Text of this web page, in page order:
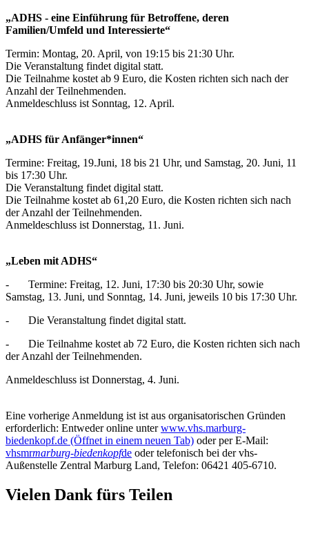
„ADHS - eine Einführung für Betroffene, deren
Familien/Umfeld und Interessierte“
Termin: Montag, 20. April, von 19:15 bis 21:30 Uhr.
Die Veranstaltung findet digital statt.
Die Teilnahme kostet ab 9 Euro, die Kosten richten sich nach der
Anzahl der Teilnehmenden.
Anmeldeschluss ist Sonntag, 12. April.
„ADHS für Anfänger*innen“
Termine: Freitag, 19.Juni, 18 bis 21 Uhr, und Samstag, 20. Juni, 11
bis 17:30 Uhr.
Die Veranstaltung findet digital statt.
Die Teilnahme kostet ab 61,20 Euro, die Kosten richten sich nach
der Anzahl der Teilnehmenden.
Anmeldeschluss ist Donnerstag, 11. Juni.
„Leben mit ADHS“
- Termine: Freitag, 12. Juni, 17:30 bis 20:30 Uhr, sowie
Samstag, 13. Juni, und Sonntag, 14. Juni, jeweils 10 bis 17:30 Uhr.
- Die Veranstaltung findet digital statt.
- Die Teilnahme kostet ab 72 Euro, die Kosten richten sich nach
der Anzahl der Teilnehmenden.
Anmeldeschluss ist Donnerstag, 4. Juni.
Eine vorherige Anmeldung ist ist aus organisatorischen Gründen
erforderlich: Entweder online unterwww.vhs.marburg-
biedenkopf.de (Öffnet in einem neuen Tab) oder per E-Mail:
vhsmrmarburg-biedenkopfde oder telefonisch bei der vhs-
Außenstelle Zentral Marburg Land, Telefon: 06421 405-6710.
Vielen Dank fürs Teilen